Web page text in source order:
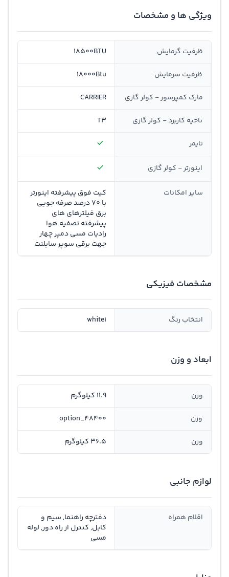
ویژگی ها و مشخصات
ظرفيت گرمايش 18500BTU
ظرفيت سرمايش 18000Btu
مارک کمپرسور - کولر گازی CARRIER
ناحیه کاربرد - کولر گازی T3
تایمر
اینورتر - کولر گازی
سایر امکانات
کیت فوق پیشرفته اینورتر
با 70 درصد صرفه جویی
برق فیلترهای های
پیشرفته تصفیه هوا
رادیات مسی دمپر چهار
جهت برقی سوپر سایلنت
مشخصات فیزیکی
انتخاب رنگ white1
ابعاد و وزن
وزن 11.9 کیلوگرم
وزن option_48400
وزن 36.5 کیلوگرم
لوازم جانبی
اقلام همراه
دفترچه راهنما, سیم و
کابل, کنترل از راه دور, لوله
مسی